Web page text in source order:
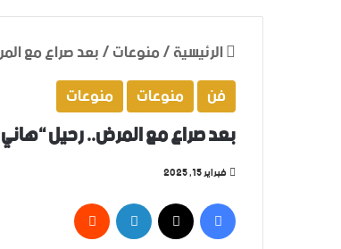
الرئيسية/منوعات/بعد صراع مع
فن
منوعات منوعات
بعد صراع مع المرض.. رحيل “هاني
فبراير 15, 2025
فيسبوك‫X لينكدإن